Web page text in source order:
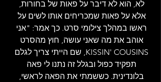
לא, הוא לא דיבר על פאות של בחורות,
אלא על פאות שמכריחים אותו לשים על
ראשו במהלך צילומי סרט. כך אמר: "אני
אוהב את מה שאני עושה, חוץ מהסרט
KISSIN' COUSINS, שם הייתי צריך לגלם
תפקיד כפול ובגלל זה נתנו לי פאה
בלונדינית. כששמתי את הפאה לראשי,